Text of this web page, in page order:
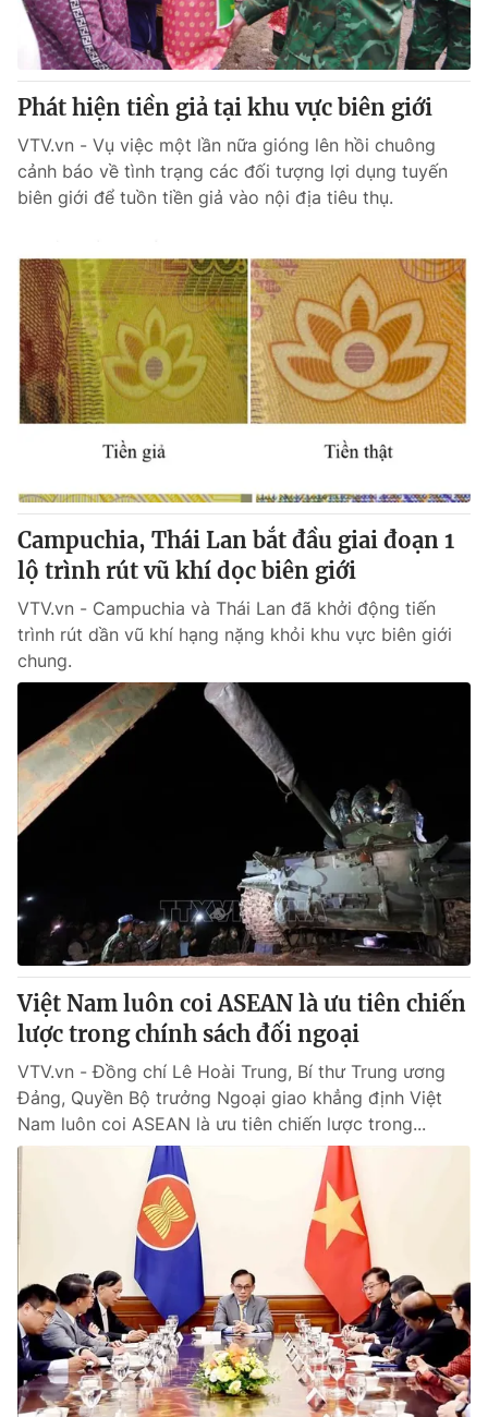
Phát hiện tiền giả tại khu vực biên giới
VTV.vn - Vụ việc một lần nữa gióng lên hồi chuông
cảnh báo về tình trạng các đối tượng lợi dụng tuyến
biên giới để tuồn tiền giả vào nội địa tiêu thụ.
Campuchia, Thái Lan bắt đầu giai đoạn 1
lộ trình rút vũ khí dọc biên giới
VTV.vn - Campuchia và Thái Lan đã khởi động tiến
trình rút dần vũ khí hạng nặng khỏi khu vực biên giới
chung.
Việt Nam luôn coi ASEAN là ưu tiên chiến
lược trong chính sách đối ngoại
VTV.vn - Đồng chí Lê Hoài Trung, Bí thư Trung ương
Đảng, Quyền Bộ trưởng Ngoại giao khẳng định Việt
Nam luôn coi ASEAN là ưu tiên chiến lược trong...